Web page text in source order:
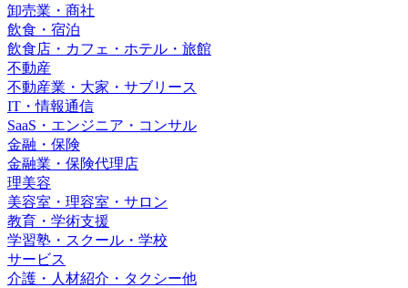
卸売業・商社
飲食・宿泊
飲食店・カフェ・ホテル・旅館
不動産
不動産業・大家・サブリース
IT・情報通信
SaaS・エンジニア・コンサル
金融・保険
金融業・保険代理店
理美容
美容室・理容室・サロン
教育・学術支援
学習塾・スクール・学校
サービス
介護・人材紹介・タクシー他